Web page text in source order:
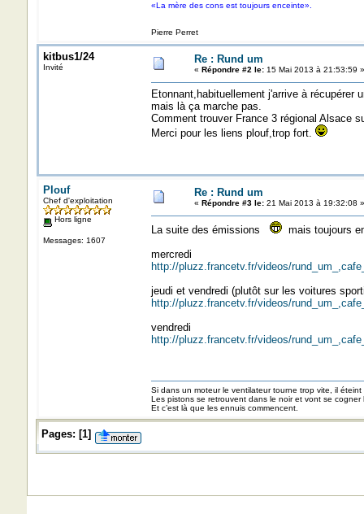
«La mère des cons est toujours enceinte».
Pierre Perret
kitbus1/24
Invité
Re : Rund um
« Répondre #2 le:15 Mai 2013 à 21:53:59 »
Etonnant,habituellement j'arrive à récupérer
mais là ça marche pas.
Comment trouver France 3 régional Alsace
Merci pour les liens plouf,trop fort.
Plouf
Chef d'exploitation
Hors ligne
Messages: 1607
Re : Rund um
« Répondre #3 le:21 Mai 2013 à 19:32:08 »
La suite des émissions
mais toujours
mercredi
http://pluzz.francetv.fr/videos/
jeudi et vendredi (plutôt sur les voitures
http://pluzz.francetv.fr/videos/
vendredi
http://pluzz.francetv.fr/videos/
Si dans un moteur le ventilateur tourne trop vite, il éteint
Les pistons se retrouvent dans le noir et vont se
Et c’est là que les ennuis commencent.
Pages: [1]